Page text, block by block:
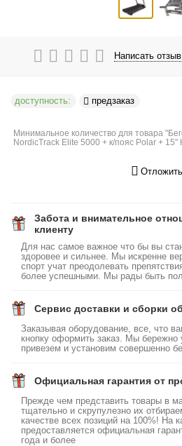
Написать отзыв
доступность: предзаказ
Минимальное количество для товара
NordicTrack Elite 5000 + к/пояс Polar + 15"
Отложить
Забота и внимательное
клиенту
Для нас самое важное что бы вы
здоровее и сильнее. Мы искренне
спорт учат преодолевать
более успешными. Мы рады быть
Сервис доставки и сборки
Заказывая оборудование, все, что
кнопку оформить заказ. Мы бережно
привезем и установим совершенно
Официальная гарантия от
Прежде чем представить товары в
тщательно и скрупулезно их
качестве всех позиций на 100%! На
предоставляется официальная
года и более